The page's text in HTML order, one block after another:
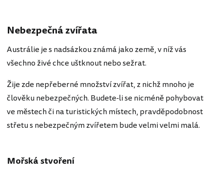
Nebezpečná zvířata
Austrálie je s nadsázkou známá jako země, v níž vás
všechno živé chce uštknout nebo sežrat.
Žije zde nepřeberné množství zvířat, z nichž mnoho je
člověku nebezpečných. Budete-li se nicméně pohybovat
ve městech či na turistických místech, pravděpodobnost
střetu s nebezpečným zvířetem bude velmi velmi malá.
Mořská stvoření